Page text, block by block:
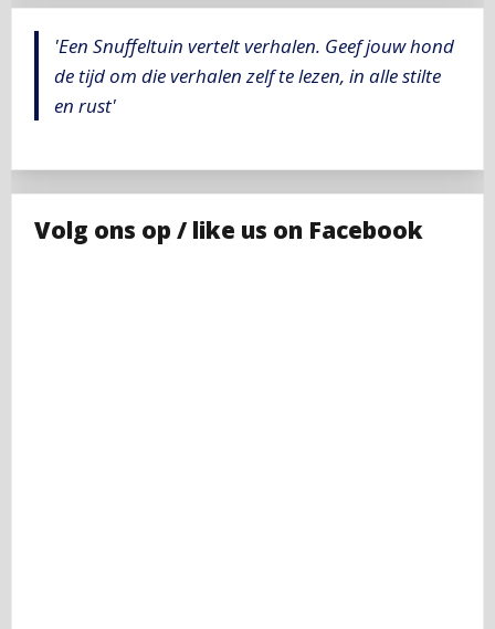
'Een Snuffeltuin vertelt verhalen. Geef jouw hond
de tijd om die verhalen zelf te lezen, in alle stilte
en rust'
Volg ons op / like us on Facebook